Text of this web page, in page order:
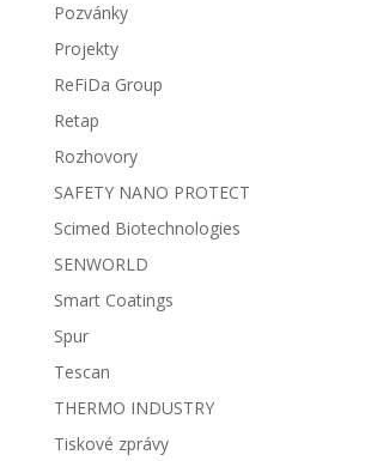
Pozvánky
Projekty
ReFiDa Group
Retap
Rozhovory
SAFETY NANO PROTECT
Scimed Biotechnologies
SENWORLD
Smart Coatings
Spur
Tescan
THERMO INDUSTRY
Tiskové zprávy